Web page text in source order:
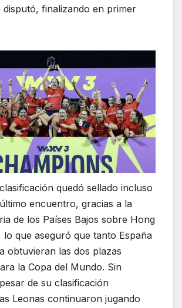
disputó, finalizando en primer
quedó sellado incluso
encuentro, gracias a la
de los Países Bajos sobre Hong
lo que aseguró que tanto España
obtuvieran las dos plazas
la Copa del Mundo. Sin
de su clasificación
Leonas continuaron jugando